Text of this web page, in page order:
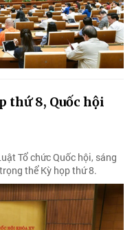
thứ 8, Quốc hội
Tổ chức Quốc hội, sáng
thể Kỳ họp thứ 8.